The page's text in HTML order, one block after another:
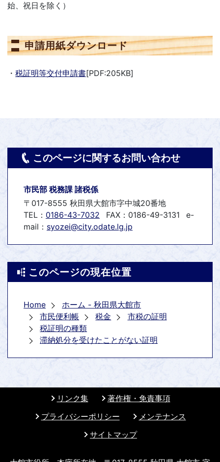
始、祝日を除く）
申請用紙ダウンロード
・ 税証明等交付申請書[PDF:205KB]
このページに関するお問い合わせ
市民部 税務課 諸税係
〒017-8555 秋田県大館市字中城20番地
TEL： 0186-43-7032 FAX：0186-49-3131
e-
mail： syozei@city.odate.lg.jp
このページの現在位置
Home
ホーム - 秋田県大館市
市民便利帳
税金
市税の証明
税証明の種類
滞納処分を受けたことがない証明
リンク集
著作権・免責事項
プライバシーポリシー
メンテナンス
サイトマップ